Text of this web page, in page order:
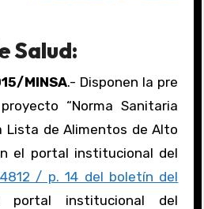
Salud:
MINSA.- Disponen la pre
“Norma Sanitaria
Lista de Alimentos de Alto
el portal institucional del
/ p. 14 del boletín del
institucional del